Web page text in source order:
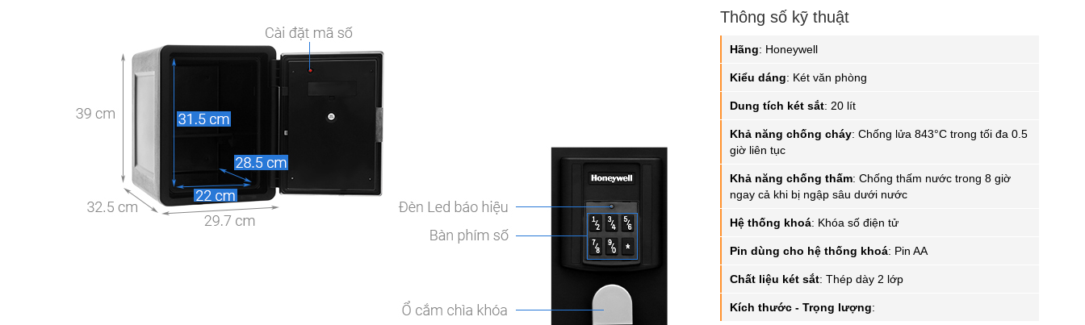
Thông số kỹ thuật
Hãng: Honeywell
Kiểu dáng: Két văn phòng
Dung tích két sắt: 20 lít
Khả năng chống cháy: Chống lửa 843°C trong tối đa 0.5
giờ liên tục
Khả năng chống thấm: Chống thấm nước trong 8 giờ
ngay cả khi bị ngập sâu dưới nước
Hệ thống khoá: Khóa số điện tử
Pin dùng cho hệ thống khoá: Pin AA
Chất liệu két sắt: Thép dày 2 lớp
Kích thước - Trọng lượng: